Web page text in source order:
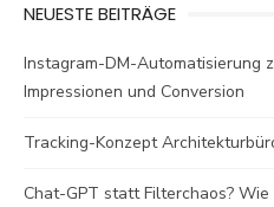
NEUESTE BEITRÄGE
Instagram-DM-Automatisierung
Impressionen und Conversion
Tracking-Konzept
Chat-GPT statt Filterchaos?